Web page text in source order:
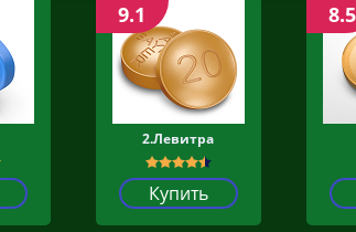
2.Левитра
Купить
9.1 8.5